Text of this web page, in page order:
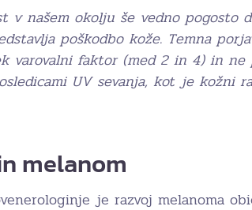
v našem okolju še vedno pogosto
poškodbo kože. Temna
varovalni faktor (med 2 in 4) in ne
UV sevanja, kot je kožni
melanom
je razvoj melanoma